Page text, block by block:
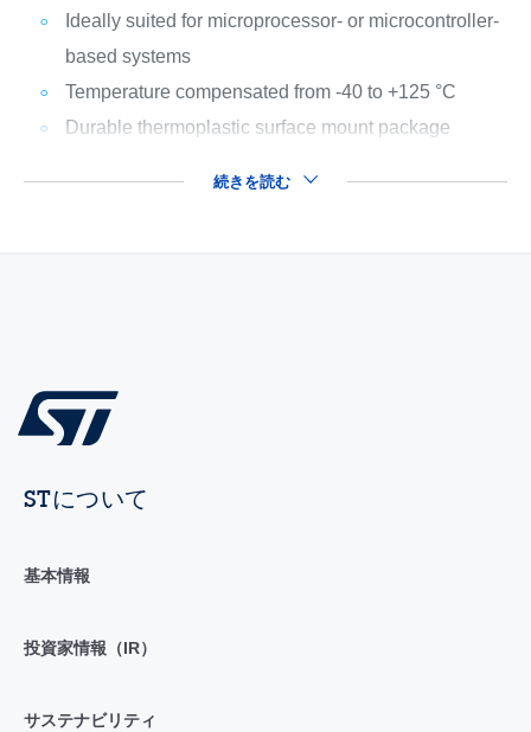
Ideally suited for microprocessor- or microcontroller-
based systems
Temperature compensated from -40 to +125 °C
Durable thermoplastic surface mount package
続きを読む
STについて
基本情報
投資家情報（IR）
サステナビリティ